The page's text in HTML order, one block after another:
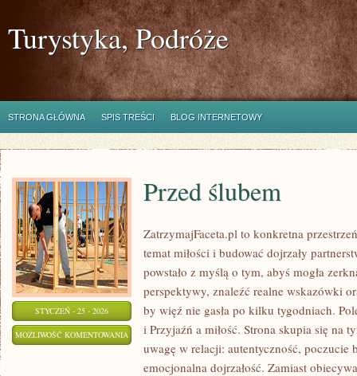
Turystyka, Podróże
STRONA GŁÓWNA SPIS TREŚCI BLOG INTERNETOWY
STYCZEŃ - 25 - 2026
MOŻLIWOŚĆ KOMENTOWANIA PRZED
ŚLUBEM
Przed ślubem
ZatrzymajFaceta.pl to konkretna
temat miłości i budować dojrzały
powstało z myślą o tym, abyś mogła
perspektywy, znaleźć realne wskazówki
by więź nie gasła po kilku tygodniach.
i Przyjaźń a miłość. Strona skupia się na
uwagę w relacji: autentyczność, poczucie
emocjonalna dojrzałość. Zamiast